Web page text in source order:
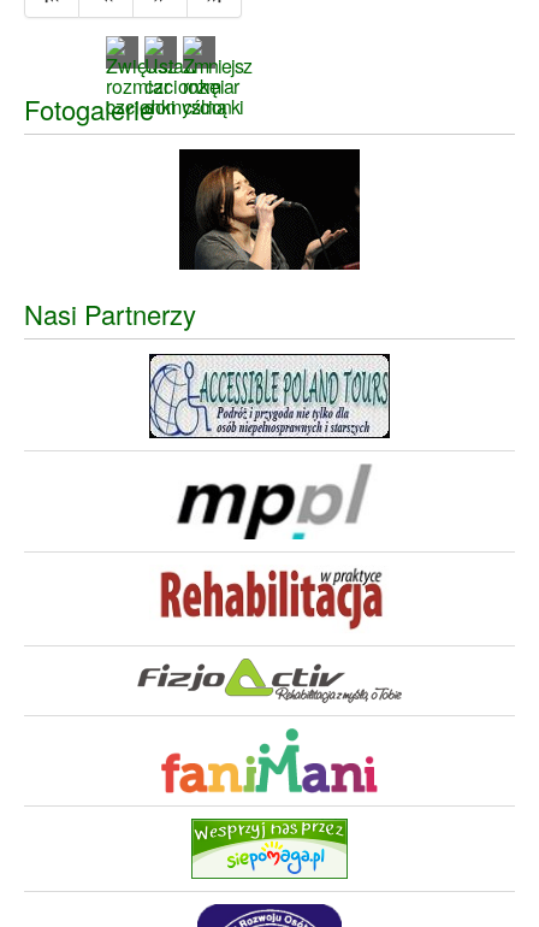
Fotogalerie
Nasi Partnerzy